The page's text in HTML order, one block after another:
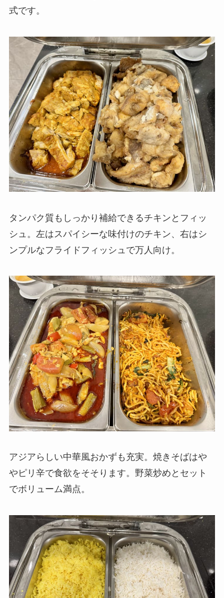
式です。
タンパク質もしっかり補給できるチキンとフィッ
シュ。左はスパイシーな味付けのチキン、右はシ
ンプルなフライドフィッシュで万人向け。
アジアらしい中華風おかずも充実。焼きそばはや
やピリ辛で食欲をそそります。野菜炒めとセット
でボリューム満点。